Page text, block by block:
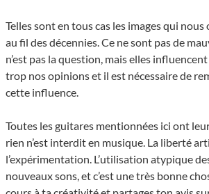
Telles sont en tous cas les images qui
au fil des décennies. Ce ne sont pas de
n’est pas la question, mais elles
trop nos opinions et il est nécessaire de
cette influence.
Toutes les guitares mentionnées ici ont
rien n’est interdit en musique. La liberté
l’expérimentation. L’utilisation atypique
nouveaux sons, et c’est une très bonne